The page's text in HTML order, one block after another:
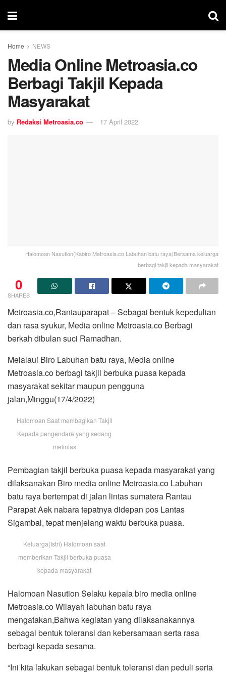
Home NEWS
Media Online Metroasia.co
Berbagi Takjil Kepada
Masyarakat
by Redaksi Metroasia.co 17 April 2022
Halomoan Nasution(Kabiro Metroasia.co Labuhan batu raya)Bersama keluarga
berbagi takjil kepada masyarakat
0
SHARES
Metroasia.co,Rantauparapat – Sebagai bentuk kepedulian
dan rasa syukur, Media online Metroasia.co Berbagi
berkah dibulan suci Ramadhan.
Melalaui Biro Labuhan batu raya, Media online
Metroasia.co berbagi takjil berbuka puasa kepada
masyarakat sekitar maupun pengguna
jalan,Minggu(17/4/2022)
Halomoan Saat membagikan Takjil
Kepada pengendara yang sedang
melintas
Pembagian takjil berbuka puasa kepada masyarakat yang
dilaksanakan Biro media online Metroasia.co Labuhan
batu raya bertempat di jalan lintas sumatera Rantau
Parapat Aek nabara tepatnya didepan pos Lantas
Sigambal, tepat menjelang waktu berbuka puasa.
Keluarga(Istri) Halomoan saat
memberikan Takjil berbuka puasa
kepada masyarakat
Halomoan Nasution Selaku kepala biro media online
Metroasia.co Wilayah labuhan batu raya
mengatakan,Bahwa kegiatan yang dilaksanakannya
sebagai bentuk toleransi dan kebersamaan serta rasa
berbagi kepada sesama.
“Ini kita lakukan sebagai bentuk toleransi dan peduli serta